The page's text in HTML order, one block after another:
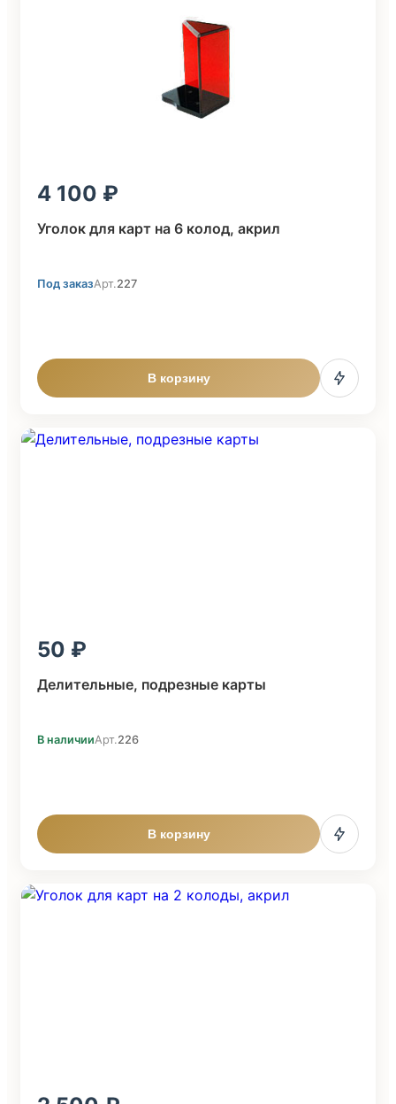
4 100
Уголок для карт на 6 колод, акрил
Под заказАрт. 227
В корзину
50
Делительные, подрезные карты
В наличииАрт. 226
В корзину